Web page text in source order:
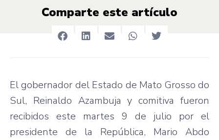
Comparte este artículo
El gobernador del Estado de Mato Grosso do
Sul, Reinaldo Azambuja y comitiva fueron
recibidos este martes 9 de julio por el
presidente de la República, Mario Abdo